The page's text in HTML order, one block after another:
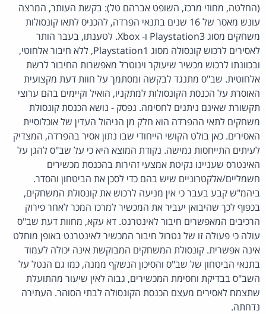
(החלטה, מחוזי מרכז, השופט אברהם טל): בקשת העותר, המרצה
עונש מאסר של 16 שנים בתנאי הפרדה, להכניס לתאו קונסולות
משחקים מסוג Playstation3 ו- Xbox. לטענתו, בעבר הותר
לאסירים לרכוש קונסולה מסוג Playstation1, ללא חיבור אלחוטי,
ובכוונתו לרכוש מכשיר שיעוקר וינוטרל מאפשרות החיבור לרשת
אלחוטית. שב"ס מתנגד לבקשה ומסתמך על חוות דעת מקצועית
האוסרת על הכנסת הקונסולות למתקניו, הואיל וקיימים בהם ערוצי
תקשורת שאינם ניתנים לחסימה. נפסק - נושא הכנסת קונסולת
משחקים לתאי ההפרדה הוא חלק מן הניהול העדין של אוכלוסיית
האסירים. כאן בולט הקושי הייחודי שבו נתון אסיר בהפרדה, המצדיק
לעיתים התייחסות גמישה. נקודת המוצא היא כי על שב"ס להגן על
האינטרס שעניינו נקיטת אמצעי זהירות בהכנסת מכשירים
חשמליים/אלקטרוניים שיש בהם כדי לסכן את הביטחון והסדר.
ביהמ"ש קבע בעבר כי אין מניעה לרכוש את קונסולת המשחקים,
בכפוף לכך שהיבואן יעביר את המכשיר למרכז המכר לאחר פירוק
הרכיבים המאפשרים חיבור לאינטרנט. דא עקא, מחוות דעת שב"ס
עולה כי פעולה זו של נטרול חיבור המכשיר לאינטרנט באופן מוחלט
אינה אפשרית. קונסולת המשחקים המבוקשת אינה יכולה לעמוד
בתנאי הביטחון של שב"ס והסיכון הנשקף ממנה, כמו גם הנטל על
השב"ס בבדיקת וחסימת המכשירים, גבוה לאין שיעור מהתועלת
שתצמח לאסירים מעצם הכנסת הקונסולה לבתי הסוהר. העתירה
נדחתה.